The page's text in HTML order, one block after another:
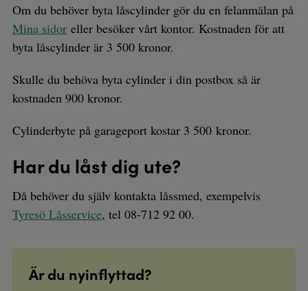
Om du behöver byta låscylinder gör du en felanmälan på
Mina sidor eller besöker vårt kontor. Kostnaden för att
byta låscylinder är 3 500 kronor.
Skulle du behöva byta cylinder i din postbox så är
kostnaden 900 kronor.
Cylinderbyte på garageport kostar 3 500 kronor.
Har du låst dig ute?
Då behöver du själv kontakta låssmed, exempelvis
Tyresö Låsservice, tel 08-712 92 00.
Är du nyinflyttad?